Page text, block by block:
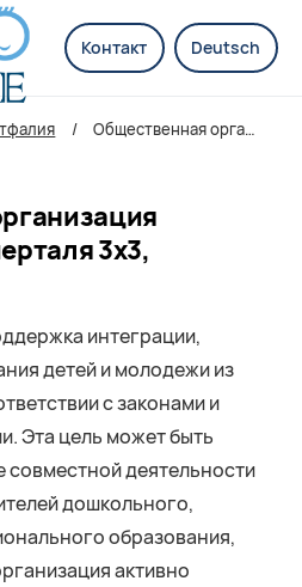
Контакт Deutsch
Общественная организация родителей Вупперталя 3х3, Вупперталь
3х3,
интеграции,
детей и молодежи из
с законами и
Эта цель может быть
совместной деятельности
дошкольного,
образования,
активно